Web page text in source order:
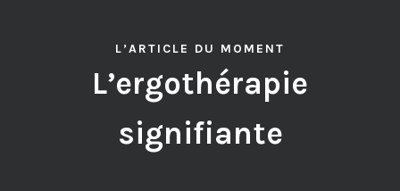
L’ARTICLE DU MOMENT
L’ergothérapie
signifiante